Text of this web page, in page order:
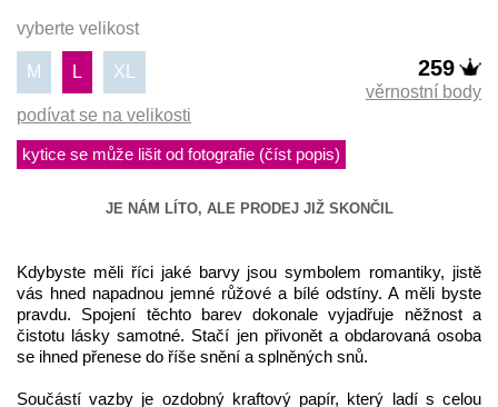
vyberte velikost
M L XL
podívat se na velikosti
259
věrnostní body
kytice se může lišit od fotografie (číst popis)
JE NÁM LÍTO, ALE PRODEJ JIŽ SKONČIL
Kdybyste měli říci jaké barvy jsou symbolem romantiky, jistě
vás hned napadnou jemné růžové a bílé odstíny. A měli byste
pravdu. Spojení těchto barev dokonale vyjadřuje něžnost a
čistotu lásky samotné. Stačí jen přivonět a obdarovaná osoba
se ihned přenese do říše snění a splněných snů.
Součástí vazby je ozdobný kraftový papír, který ladí s celou